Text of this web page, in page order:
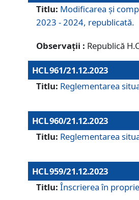
Titlu: Modificarea și
2023 - 2024, republicată.
Observații : Republică
HCL 961/21.12.2023
Titlu: Reglementarea
HCL 960/21.12.2023
Titlu: Reglementarea
HCL 959/21.12.2023
Titlu: Înscrierea în